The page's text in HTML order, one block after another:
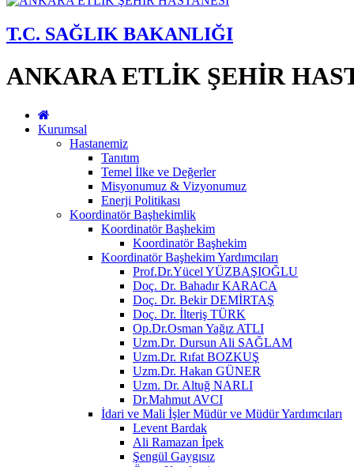
T.C. SAĞLIK BAKANLIĞI
ANKARA ETLİK ŞEHİR
Kurumsal
Hastanemiz
Tanıtım
Temel İlke ve Değerler
Misyonumuz & Vizyonumuz
Enerji Politikası
Koordinatör Başhekimlik
Koordinatör Başhekim
Koordinatör Başhekim
Koordinatör Başhekim Yardımcıları
Prof.Dr.Yücel YÜZBAŞIOĞLU
Doç. Dr. Bahadır KARACA
Doç. Dr. Bekir DEMİRTAŞ
Doç. Dr. İlteriş TÜRK
Op.Dr.Osman Yağız ATLI
Uzm.Dr. Dursun Ali SAĞLAM
Uzm.Dr. Rıfat BOZKUŞ
Uzm.Dr. Hakan GÜNER
Uzm. Dr. Altuğ NARLI
Dr.Mahmut AVCI
İdari ve Mali İşler Müdür ve Müdür Yardımcıları
Levent Bardak
Ali Ramazan İpek
Şengül Gaygısız